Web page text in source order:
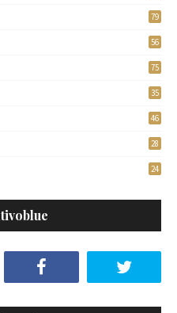
79
56
75
35
46
28
24